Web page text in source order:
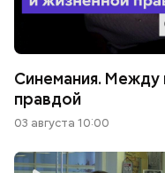
Синемания. Между
правдой
03 августа 10:00